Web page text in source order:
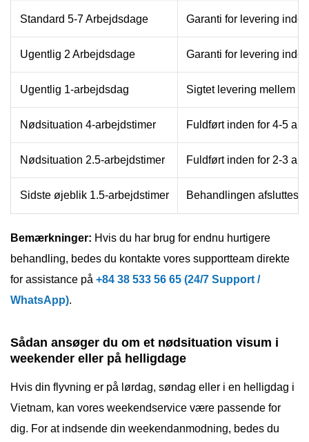
Standard 5-7 Arbejdsdage Garanti for levering
Ugentlig 2 Arbejdsdage Garanti for levering
Ugentlig 1-arbejdsdag Sigtet levering mellem
Nødsituation 4-arbejdstimer Fuldført inden for 4-5
Nødsituation 2.5-arbejdstimer Fuldført inden for 2-3
Sidste øjeblik 1.5-arbejdstimer Behandlingen afsluttes
Bemærkninger: Hvis du har brug for endnu hurtigere
behandling, bedes du kontakte vores supportteam direkte
for assistance på +84 38 533 56 65 (24/7 Support /
WhatsApp).
Sådan ansøger du om et nødsituation visum i
weekender eller på helligdage
Hvis din flyvning er på lørdag, søndag eller i en helligdag i
Vietnam, kan vores weekendservice være passende for
dig. For at indsende din weekendanmodning, bedes du